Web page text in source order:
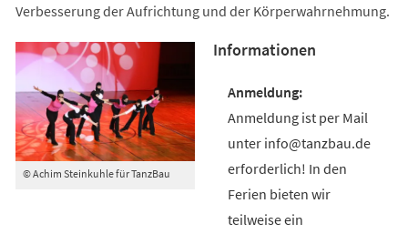
Verbesserung der Aufrichtung und der Körperwahrnehmung.
© Achim Steinkuhle für TanzBau
Informationen
Anmeldung ist per Mail
unter info@tanzbau.de
erforderlich! In den
Ferien bieten wir
teilweise ein